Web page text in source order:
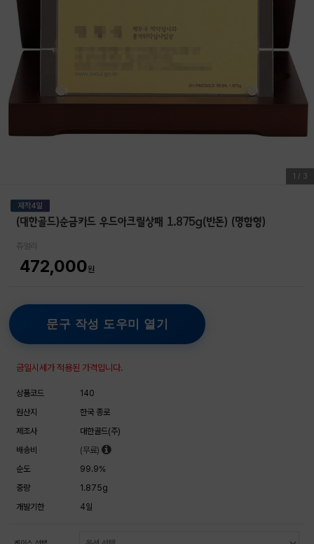
1 / 3
(대한골드)순금카드 우드아크릴상패 1.875g(반돈) (명함형)
쥬얼리
472,000원
문구 작성 도우미 열기
금일시세가 적용된 가격입니다.
상품코드
140
원산지
한국 종로
제조사
대한골드(주)
배송비
(무료)
순도
99.9%
중량
1.875g
개발기한
4일